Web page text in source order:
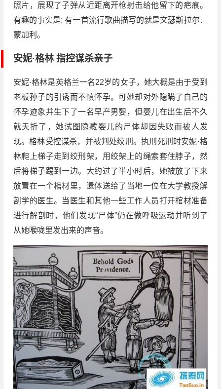
照片，展现了子弹从近距离开枪射击给他留下的疤痕。
有趣的事实是: 有一首流行歌曲描写的就是文瑟斯拉尔．
蒙加利。
安妮·格林 指控谋杀亲子
安妮·格林是英格兰一名22岁的女子，她大概是由于受到
老板孙子的引诱而不慎怀孕。可她却对外隐瞒了自己的
怀孕迹象并生下了一名早产男婴，但婴儿在出生后不久
就夭折了，她试图隐藏婴儿的尸体却因失败而被人发
现。格林受控谋杀，并被判处绞刑。执刑死刑时安妮·格
林爬上梯子走到绞刑架，用绞架上的绳索套住脖子，然
后将梯子踢到一边。大约过了半小时后，她被放了下来
放置在一个棺材里，遗体送给了当地一位在大学教授解
剖学的医生。当医生和其他一些工作人员打开棺材准备
进行解剖时，他们发现“尸体”仍在做呼吸运动并听到了
从她喉咙里发出来的声音。